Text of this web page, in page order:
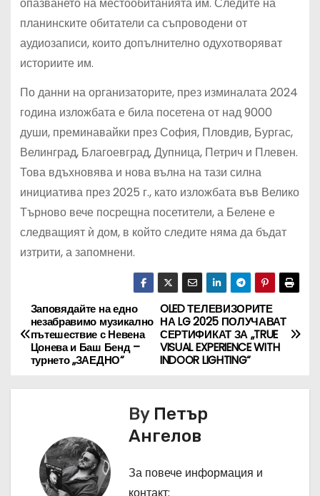
опазването на местообитанията им. Следите на
планинските обитатели са съпроводени от
аудиозаписи, които допълнително одухотворяват
историите им.
По данни на организаторите, през изминалата 2024
година изложбата е била посетена от над 9000
души, преминавайки през София, Пловдив, Бургас,
Велинград, Благоевград, Дупница, Петрич и Плевен.
Това вдъхновява и нова вълна на тази силна
инициатива през 2025 г., като изложбата във Велико
Търново вече посрещна посетители, а Белене е
следващият ѝ дом, в който следите няма да бъдат
изтрити, а запомнени.
Н
а
OLED ТЕЛЕВИЗОРИТЕ
НА LG 2025 ПОЛУЧАВАТ
СЕРТИФИКАТ ЗА „TRUE
VISUAL EXPERIENCE WITH
INDOOR LIGHTING“
Заповядайте на едно
незабравимо музикално
пътешествие с Невена
Цонева и Баш Бенд –
турнето „ЗАЕДНО“
By Петър
Ангелов
За повече информация и